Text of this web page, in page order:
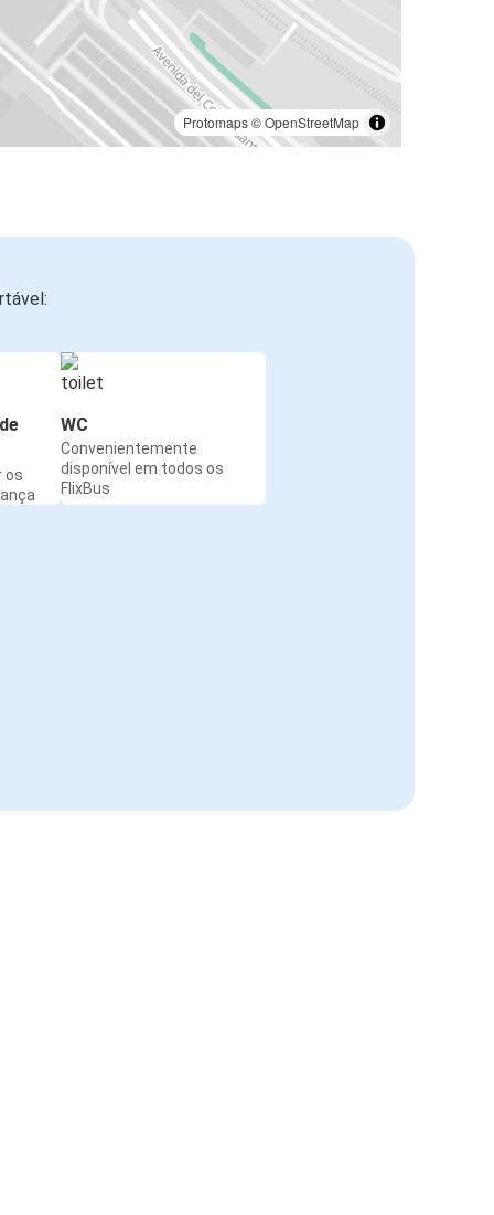
Protomaps©OpenStreetMap
os
WC
Convenientemente
disponível em todos os
FlixBus